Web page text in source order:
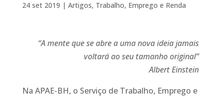
24 set 2019 | Artigos, Trabalho, Emprego e Renda
“A mente que se abre a uma nova ideia jamais
voltará ao seu tamanho original”
Albert Einstein
Na APAE-BH, o Serviço de Trabalho, Emprego e